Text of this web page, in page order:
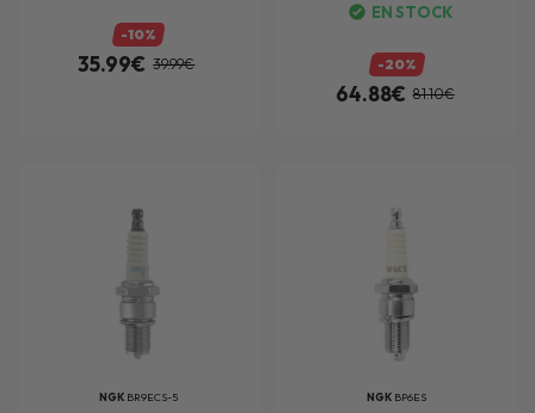
-10%
35.99€ 39.99€
EN STOCK
-20%
64.88€ 81.10€
NGK BR9ECS-5 NGK BP6ES